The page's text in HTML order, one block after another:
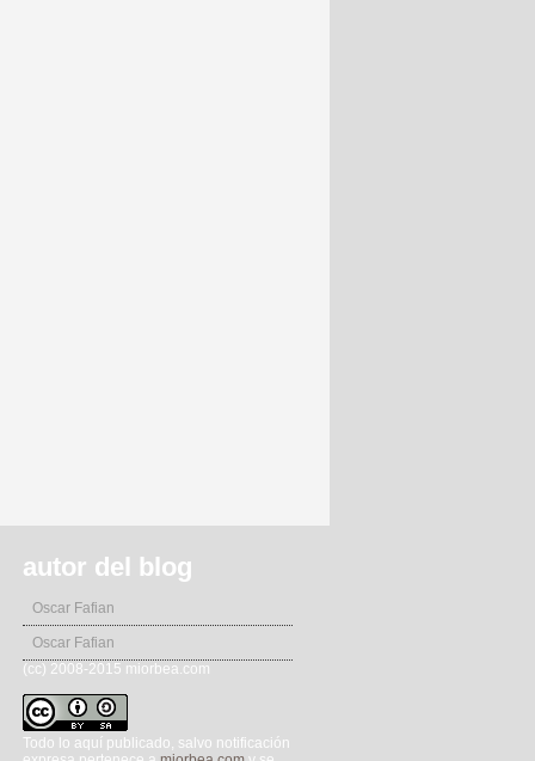
autor del blog
Oscar Fafian
Oscar Fafian
(cc) 2008-2015 miorbea.com
Todo lo aquí publicado, salvo notificación